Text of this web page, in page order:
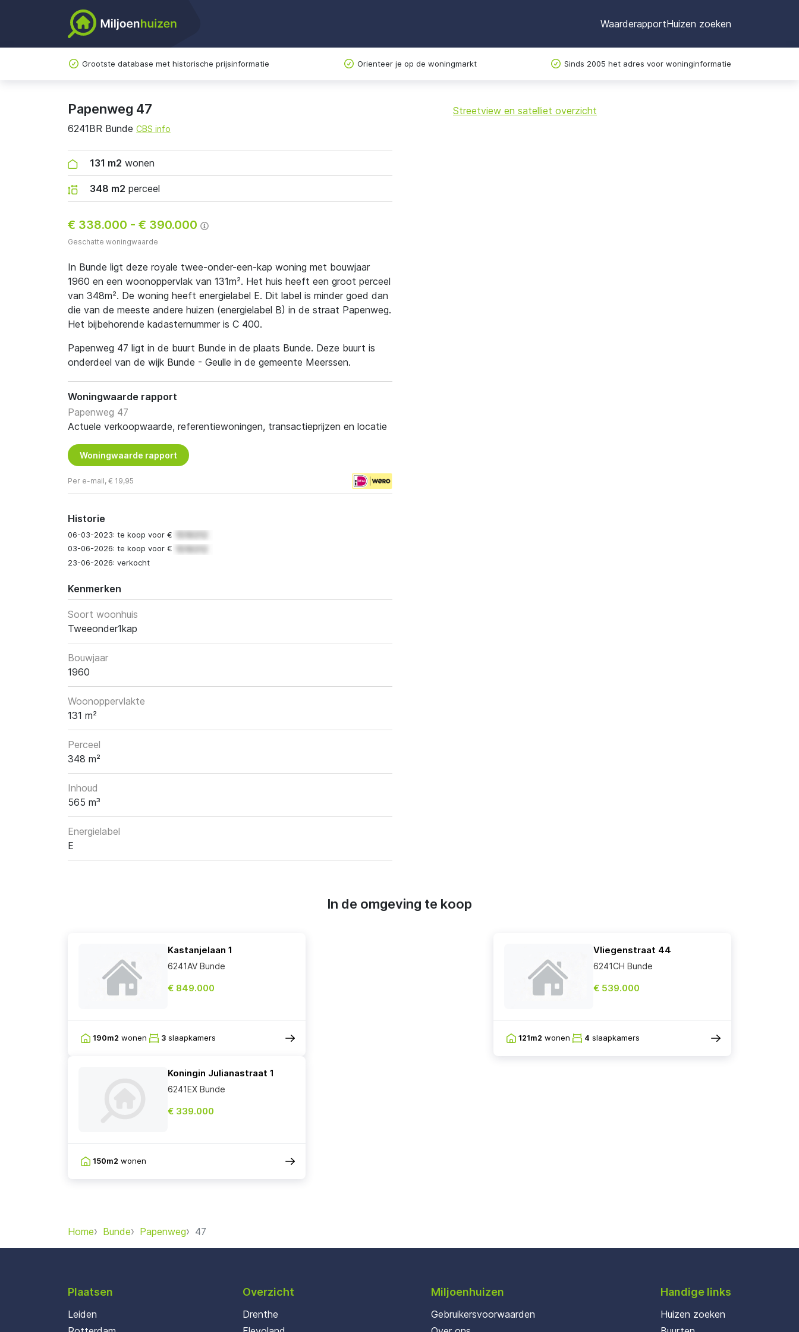
WaarderapportHuizen zoeken
Grootste database met historische prijsinformatie Orienteer je op de woningmarkt Sinds 2005 het adres voor woninginformatie
Papenweg 47
6241BR Bunde CBS info
131 m2 wonen
348 m2 perceel
€ 338.000 - € 390.000
Geschatte woningwaarde
In Bunde ligt deze royale twee-onder-een-kap woning met bouwjaar
1960 en een woonoppervlak van 131m². Het huis heeft een groot perceel
van 348m². De woning heeft energielabel E. Dit label is minder goed dan
die van de meeste andere huizen (energielabel B) in de straat Papenweg.
Het bijbehorende kadasternummer is C 400.
Papenweg 47 ligt in de buurt Bunde in de plaats Bunde. Deze buurt is
onderdeel van de wijk Bunde - Geulle in de gemeente Meerssen.
Woningwaarde rapport
Papenweg 47
Actuele verkoopwaarde, referentiewoningen, transactieprijzen en locatie
Woningwaarde rapport
Per e-mail, € 19,95
Historie
06-03-2023: te koop voor €
03-06-2026: te koop voor €
23-06-2026: verkocht
Kenmerken
Soort woonhuis
Tweeonder1kap
Bouwjaar
1960
Woonoppervlakte
131 m²
Perceel
348 m²
Inhoud
565 m³
Energielabel
E
+
Streetview en satelliet overzicht
In de omgeving te koop
Kastanjelaan 1
6241AV Bunde
€ 849.000
190m2 wonen 3 slaapkamers
Vliegenstraat 44
6241CH Bunde
€ 539.000
121m2 wonen 4 slaapkamers
Koningin Julianastraat 1
6241EX Bunde
€ 339.000
150m2 wonen
Home Bunde Papenweg 47
Plaatsen
Leiden
Overzicht
Drenthe
Miljoenhuizen
Gebruikersvoorwaarden
Handige links
Huizen zoeken